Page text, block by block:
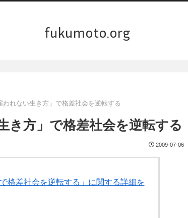
fukumoto.org
れない生き方」で格差社会を逆転する
き方」で格差社会を逆転する
2009-07-06
格差社会を逆転する」に関する詳細を